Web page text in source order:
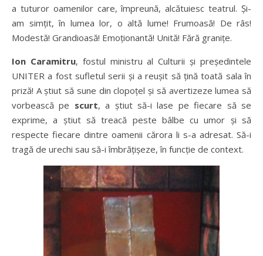
a tuturor oamenilor care, împreună, alcătuiesc teatrul. Și-
am simțit, în lumea lor, o altă lume! Frumoasă! De râs!
Modestă! Grandioasă! Emoționantă! Unită! Fără granițe.
Ion Caramitru, fostul ministru al Culturii și președintele
UNITER a fost sufletul serii și a reușit să țină toată sala în
priză! A știut să sune din clopoțel și să avertizeze lumea să
vorbească pe scurt, a știut să-i lase pe fiecare să se
exprime, a știut să treacă peste bâlbe cu umor și să
respecte fiecare dintre oamenii cărora li s-a adresat. Să-i
tragă de urechi sau să-i îmbrățișeze, în funcție de context.